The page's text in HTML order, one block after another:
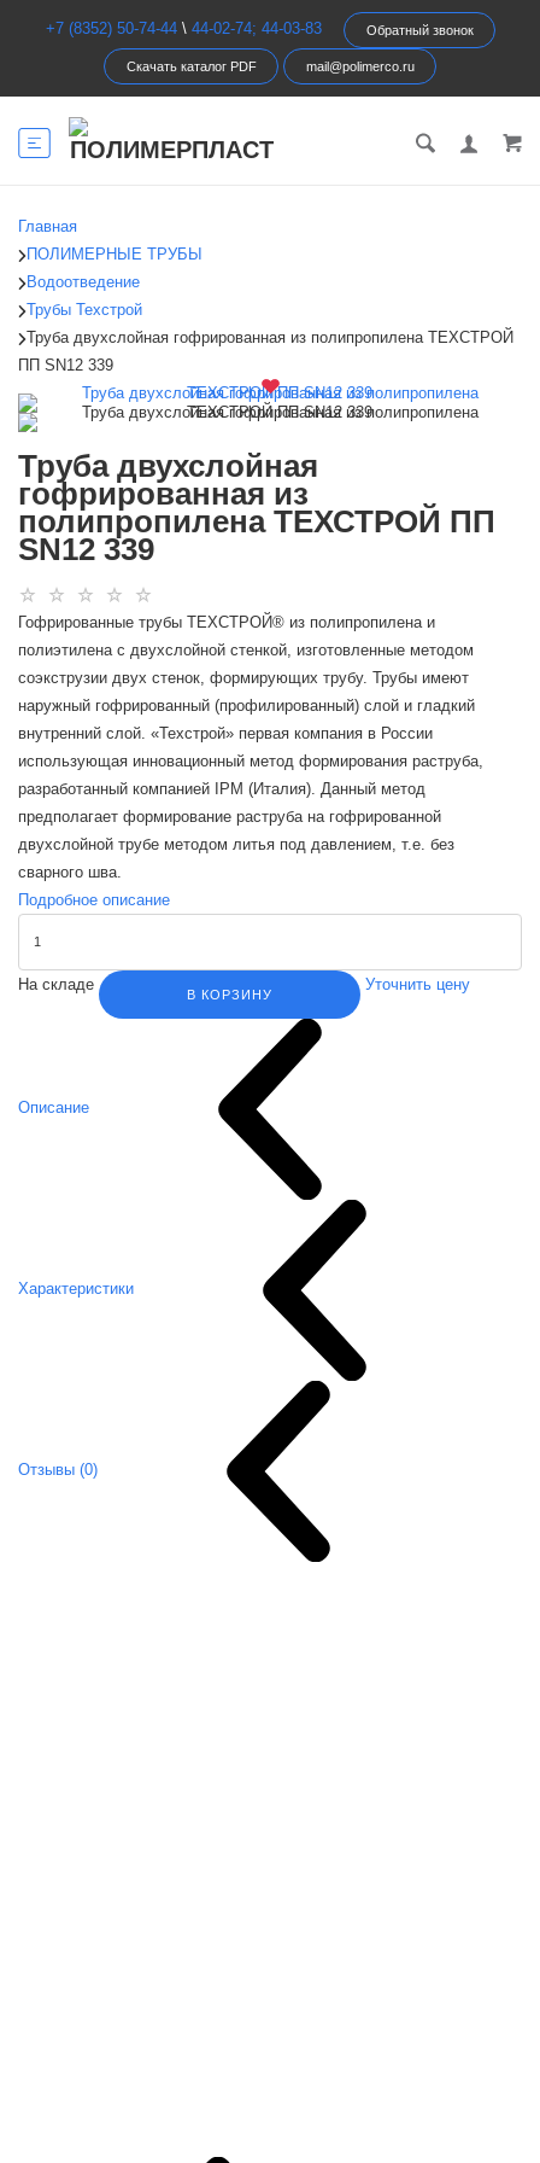
+7 (8352) 50-74-44\ 44-02-74; 44-03-83 Обратный звонок
Скачать каталог PDF mail@polimerco.ru
Главная
ПОЛИМЕРНЫЕ ТРУБЫ
Водоотведение
Трубы Техстрой
Труба двухслойная гофрированная из полипропилена ТЕХСТРОЙ
ПП SN12 339
Труба двухслойная
гофрированная из
полипропилена ТЕХСТРОЙ ПП
SN12 339
Гофрированные трубы ТЕХСТРОЙ® из полипропилена и
полиэтилена с двухслойной стенкой, изготовленные методом
соэкструзии двух стенок, формирующих трубу. Трубы имеют
наружный гофрированный (профилированный) слой и гладкий
внутренний слой. «Техстрой» первая компания в России
использующая инновационный метод формирования раструба,
разработанный компанией IPM (Италия). Данный метод
предполагает формирование раструба на гофрированной
двухслойной трубе методом литья под давлением, т.е. без
сварного шва.
Подробное описание
На складе
В КОРЗИНУ
Уточнить цену
Описание
Характеристики
Отзывы (0)